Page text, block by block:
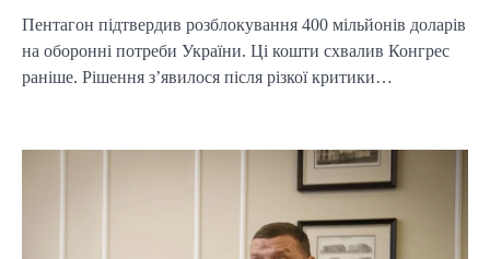
Пентагон підтвердив розблокування 400 мільйонів доларів
на оборонні потреби України. Ці кошти схвалив Конгрес
раніше. Рішення з’явилося після різкої критики…